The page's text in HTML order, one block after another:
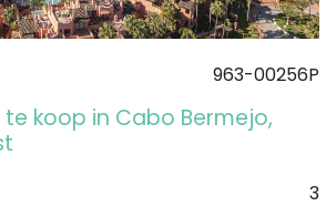
963-00256P
koop in Cabo Bermejo,
3